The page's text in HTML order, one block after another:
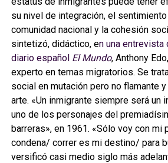
su nivel de integración, el
comunidad nacional y la cohesión
sintetizó, didáctico, en una entrevista
diario español El Mundo, Anthony
experto en temas migratorios. Se
social en mutación pero no flamante
arte. «Un inmigrante siempre será un
uno de los personajes del
barreras», en 1961. «Sólo voy con mi
condena/ correr es mi destino/ para
versificó casi medio siglo más